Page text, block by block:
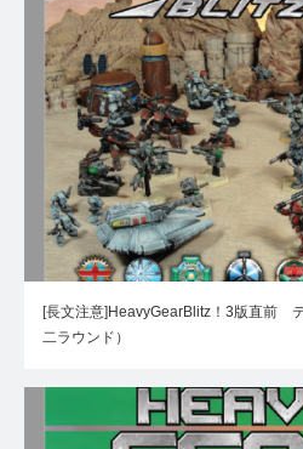
[長文注意]HeavyGearBlitz！3版直前
二ラウンド）